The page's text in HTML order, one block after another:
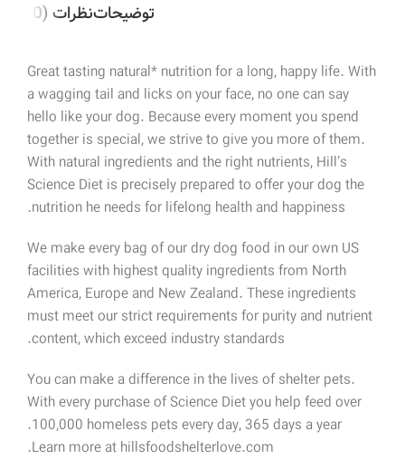
توضیحاتنظرات (0)
Great tasting natural* nutrition for a long, happy life. With
a wagging tail and licks on your face, no one can say
hello like your dog. Because every moment you spend
together is special, we strive to give you more of them.
With natural ingredients and the right nutrients, Hill’s
Science Diet is precisely prepared to offer your dog the
nutrition he needs for lifelong health and happiness.
We make every bag of our dry dog food in our own US
facilities with highest quality ingredients from North
America, Europe and New Zealand. These ingredients
must meet our strict requirements for purity and nutrient
content, which exceed industry standards.
You can make a difference in the lives of shelter pets.
With every purchase of Science Diet you help feed over
100,000 homeless pets every day, 365 days a year.
Learn more at hillsfoodshelterlove.com.